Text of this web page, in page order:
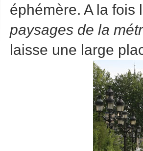
éphémère. A la fois
paysages de la
laisse une large